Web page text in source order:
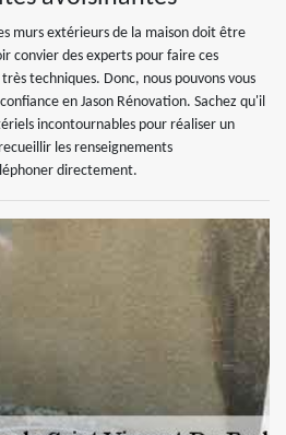
murs extérieurs de la maison doit être
convier des experts pour faire ces
techniques. Donc, nous pouvons vous
en Jason Rénovation. Sachez qu'il
incontournables pour réaliser un
les renseignements
directement.